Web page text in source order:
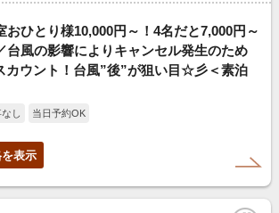
おひとり様10,000円～！4名だと7,000円～
台風の影響によりキャンセル発生のため
カウント！台風”後”が狙い目☆彡＜素泊
し
当日予約OK
表示